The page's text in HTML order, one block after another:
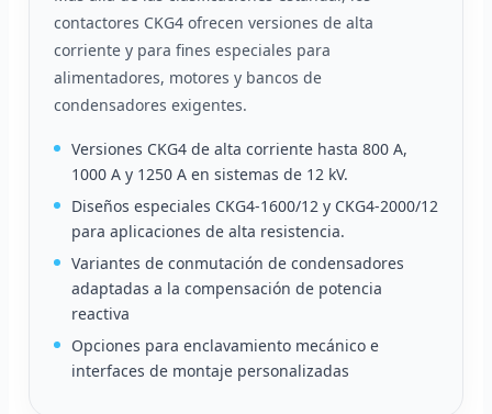
contactores CKG4 ofrecen versiones de alta
corriente y para fines especiales para
alimentadores, motores y bancos de
condensadores exigentes.
Versiones CKG4 de alta corriente hasta 800 A,
1000 A y 1250 A en sistemas de 12 kV.
Diseños especiales CKG4-1600/12 y CKG4-2000/12
para aplicaciones de alta resistencia.
Variantes de conmutación de condensadores
adaptadas a la compensación de potencia
reactiva
Opciones para enclavamiento mecánico e
interfaces de montaje personalizadas